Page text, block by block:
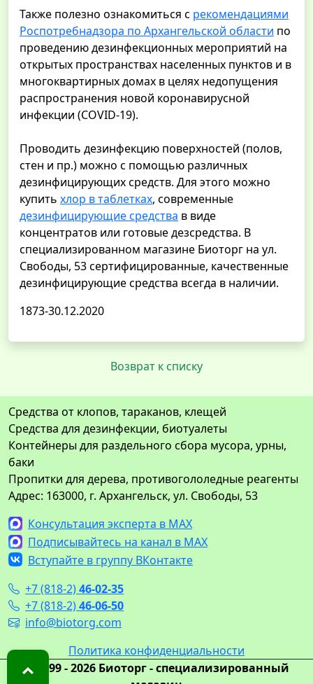
Также полезно ознакомиться с рекомендациями
Роспотребнадзора по Архангельской области по
проведению дезинфекционных мероприятий на
открытых пространствах населенных пунктов и в
многоквартирных домах в целях недопущения
распространения новой коронавирусной
инфекции (COVID-19).
Проводить дезинфекцию поверхностей (полов,
стен и пр.) можно с помощью различных
дезинфицирующих средств. Для этого можно
купить хлор в таблетках, современные
дезинфицирующие средства в виде
концентратов или готовые дезсредства. В
специализированном магазине Биоторг на ул.
Свободы, 53 сертифицированные, качественные
дезинфицирующие средства всегда в наличии.
1873-30.12.2020
Возврат к списку
Средства от клопов, тараканов, клещей
Средства для дезинфекции, биотуалеты
Контейнеры для раздельного сбора мусора, урны,
баки
Пропитки для дерева, противогололедные реагенты
Адрес: 163000, г. Архангельск, ул. Свободы, 53
Консультация эксперта в MAX
Подписывайтесь на канал в MAX
Вступайте в группу ВКонтакте
+7 (818-2)46-02-35
+7 (818-2)46-06-50
info@biotorg.com
Политика конфиденциальности
© 1999 - 2026 Биоторг - специализированный